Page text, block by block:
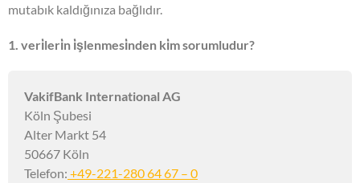
mutabık kaldığınıza bağlıdır.
1. veri̇leri̇n i̇şlenmesi̇nden ki̇m sorumludur?
VakifBank International AG
Köln Şubesi
Alter Markt 54
50667 Köln
Telefon: +49-221-280 64 67 – 0